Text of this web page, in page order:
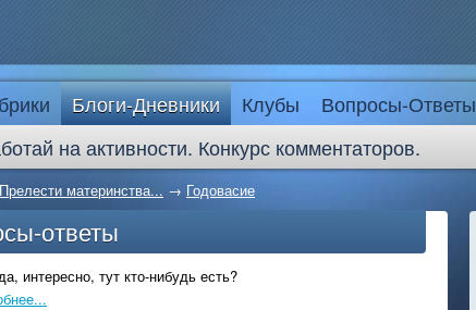
Блоги-Дневники Клубы Вопросы-Ответы
на активности. Конкурс комментаторов.
Прелести материнства... → Годовасие
ответы
интересно, тут кто-нибудь есть?